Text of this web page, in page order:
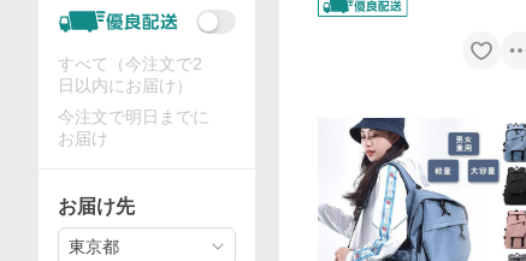
すべて（今注文で2
日以内にお届け）
今注文で明日までに
お届け
お届け先
東京都